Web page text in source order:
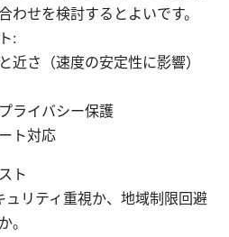
わせを検討するとよいです。
:
近さ（速度の安定性に影響）
ライバシー保護
ト対応
ト
ュリティ重視か、地域制限回避
。